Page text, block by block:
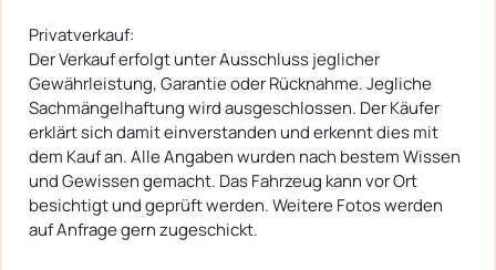
Privatverkauf:
Der Verkauf erfolgt unter Ausschluss jeglicher
Gewährleistung, Garantie oder Rücknahme. Jegliche
Sachmängelhaftung wird ausgeschlossen. Der Käufer
erklärt sich damit einverstanden und erkennt dies mit
dem Kauf an. Alle Angaben wurden nach bestem Wissen
und Gewissen gemacht. Das Fahrzeug kann vor Ort
besichtigt und geprüft werden. Weitere Fotos werden
auf Anfrage gern zugeschickt.